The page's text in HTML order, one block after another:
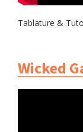
Tablature &
Wicked